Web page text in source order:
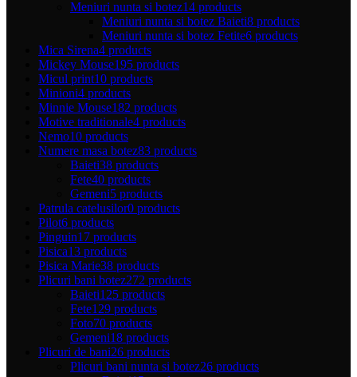
Meniuri nunta si botez14 products
Meniuri nunta si botez Baieti8 products
Meniuri nunta si botez Fetite6 products
Mica Sirena4 products
Mickey Mouse195 products
Micul print10 products
Minioni4 products
Minnie Mouse182 products
Motive traditionale4 products
Nemo10 products
Numere masa botez83 products
Baieti38 products
Fete40 products
Gemeni5 products
Patrula catelusilor0 products
Pilot6 products
Pinguin17 products
Pisica13 products
Pisica Marie38 products
Plicuri bani botez272 products
Baieti125 products
Fete129 products
Foto70 products
Gemeni18 products
Plicuri de bani26 products
Plicuri bani nunta si botez26 products